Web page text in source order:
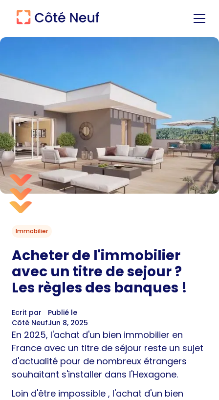
Immobilier
Acheter de l'immobilier
avec un titre de sejour ?
Les règles des banques !
Ecrit par
Côté Neuf
Publié le
Jun 8, 2025
En 2025, l'achat d'un bien immobilier en
France avec un titre de séjour reste un sujet
d'actualité pour de nombreux étrangers
souhaitant s'installer dans l'Hexagone.
Loin d'être impossible , l'achat d'un bien